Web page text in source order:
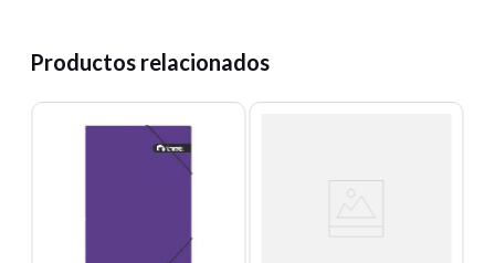
Productos relacionados